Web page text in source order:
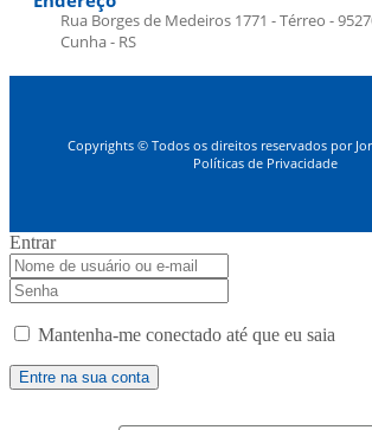
Rua Borges de Medeiros 1771 - Térreo -
Cunha - RS
Copyrights © Todos os direitos reservados por
Políticas de Privacidade
Entrar
Mantenha-me conectado até que eu saia